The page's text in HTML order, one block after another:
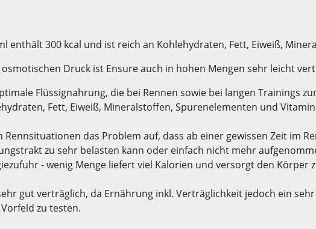
enthält 300 kcal und ist reich an Kohlehydraten, Fett, Eiweiß,
Druck ist Ensure auch in hohen Mengen sehr leicht
Flüssignahrung, die bei Rennen sowie bei langen Trainings
Fett, Eiweiß, Mineralstoffen, Spurenelementen und
das Problem auf, dass ab einer gewissen Zeit im
zu sehr belasten kann oder einfach nicht mehr
- wenig Menge liefert viel Kalorien und versorgt den
gut verträglich, da Ernährung inkl. Verträglichkeit jedoch ein
zu testen.